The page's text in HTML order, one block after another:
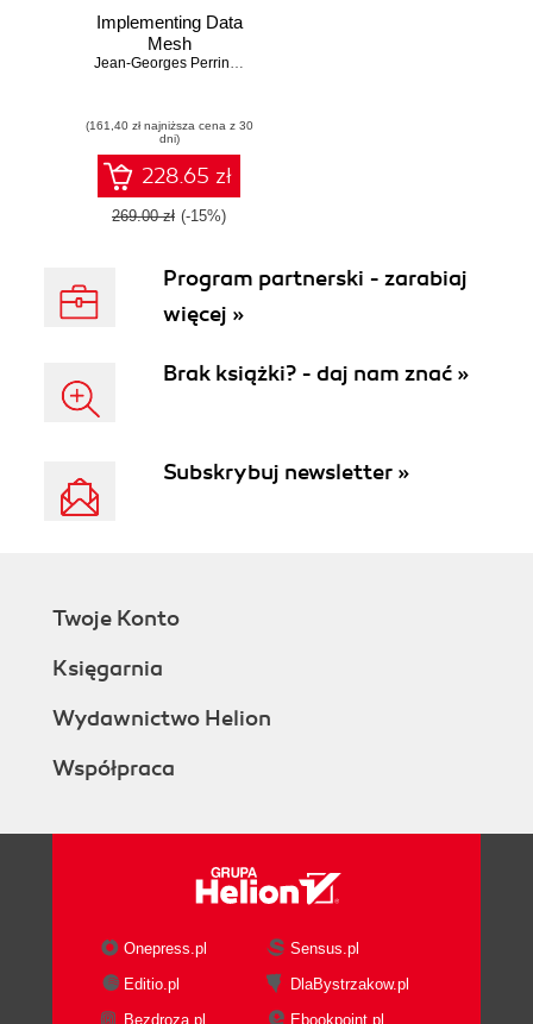
Implementing Data
Mesh
Jean-Georges Perrin
,Eric Broda
(161,40 zł najniższa cena z 30
dni)
228.65 zł
269.00 zł (-15%)
Program partnerski - zarabiaj
więcej »
Brak książki? - daj nam znać »
Subskrybuj newsletter »
Twoje Konto
Księgarnia
Wydawnictwo Helion
Współpraca
Onepress.pl
Sensus.pl
Editio.pl
DlaBystrzakow.pl
Bezdroza.pl
Ebookpoint.pl